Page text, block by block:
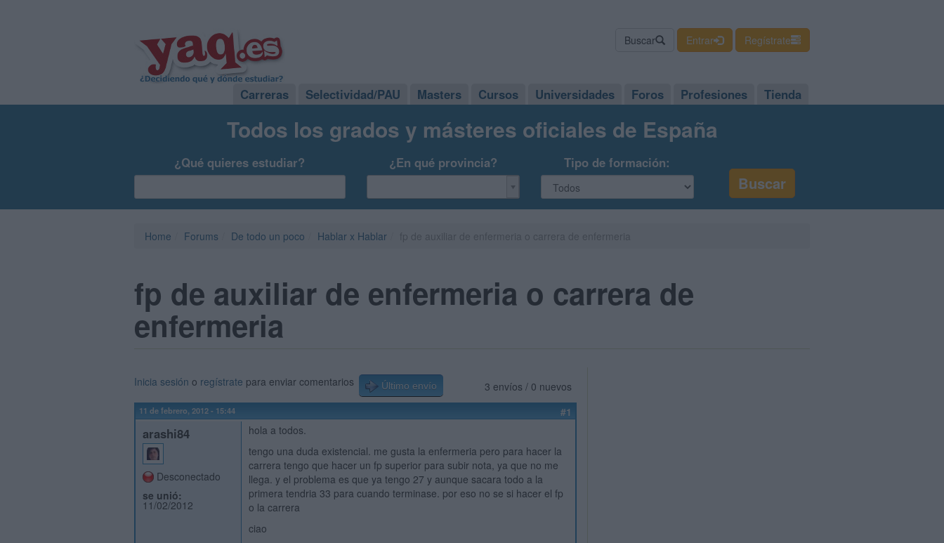
Buscar Entrar Regístrate
Carreras Selectividad/PAU Masters Cursos Universidades Foros Profesiones Tienda
Todos los grados y másteres oficiales de España
¿Qué quieres estudiar? ¿En qué provincia? Tipo de formación:
Home Forums De todo un poco Hablar x Hablar
fp de auxiliar de enfermeria o carrera de
enfermeria
3 envíos / 0 nuevos
Inicia sesión o regístrate para enviar comentarios Último envío
11 de febrero, 2012 - 15:44 #1
arashi84
Desconectado
se unió:
11/02/2012
hola a todos.
tengo una duda existencial. me gusta la enfermeria pero para hacer la
carrera tengo que hacer un fp superior para subir nota, ya que no me
llega. y el problema es que ya tengo 27 y aunque sacara todo a la
primera tendria 33 para cuando terminase. por eso no se si hacer el fp
o la carrera
ciao